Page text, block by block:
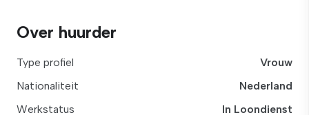
Over huurder
Type profiel
Vrouw
Nationaliteit
Nederland
Werkstatus
In Loondienst